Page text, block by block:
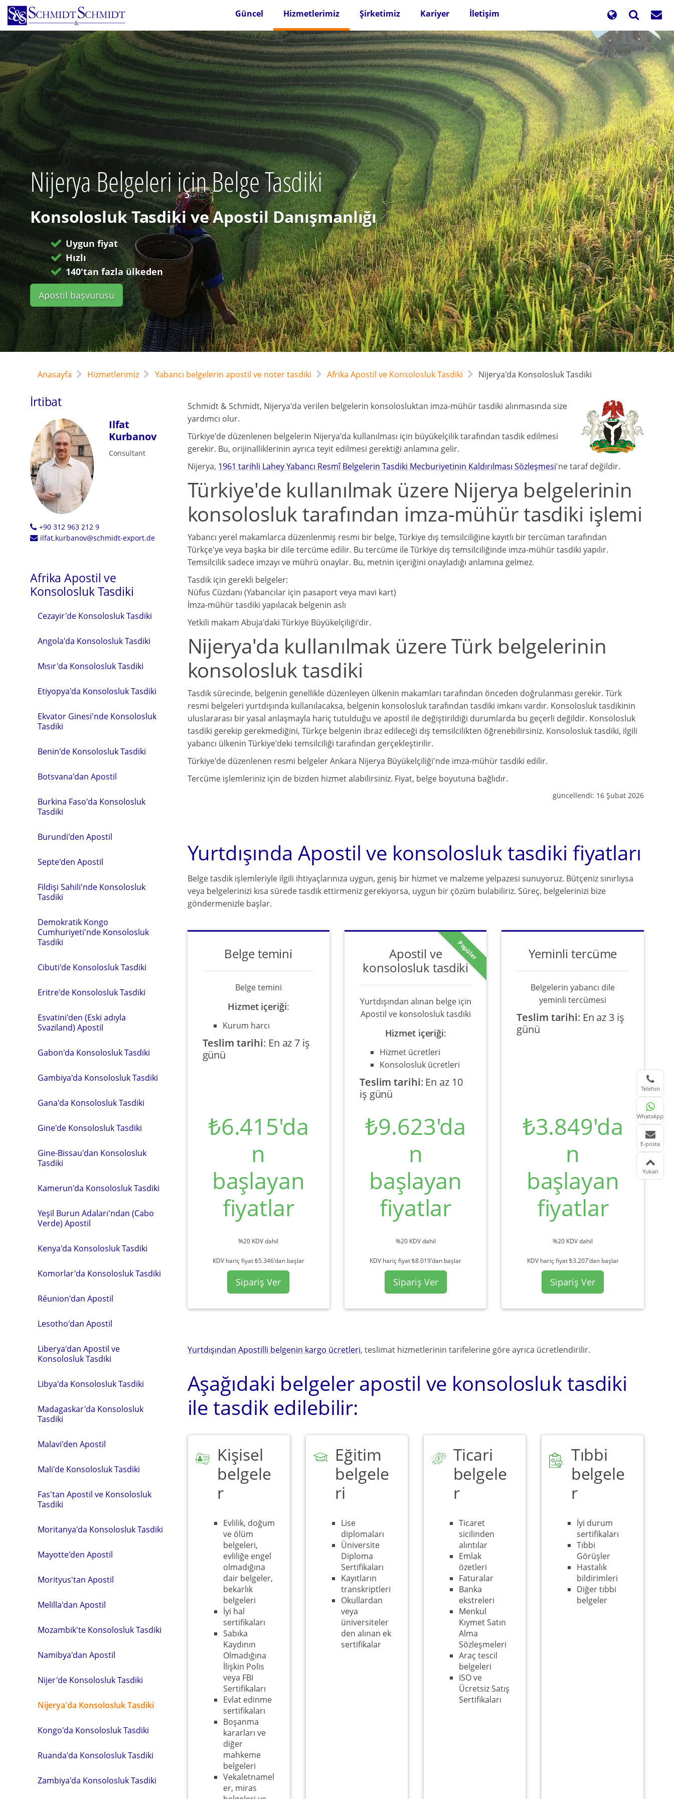
Ana
içeriğe
atla
Güncel Hizmetlerimiz Şirketimiz Kariyer İletişim
Nijerya Belgeleri için Belge Tasdiki
Konsolosluk Tasdiki ve Apostil Danışmanlığı
Uygun fiyat
Hızlı
140'tan fazla ülkeden
Apostil başvurusu
Anasayfa Hizmetlerimiz Yabancı belgelerin apostil ve noter tasdiki Afrika Apostil ve Konsolosluk Tasdiki Nijerya'da Konsolosluk Tasdiki
İrtibat
Ilfat
Kurbanov
Consultant
+90 312 963 212 9
ilfat.kurbanov@schmidt-export.de
Afrika Apostil ve
Konsolosluk Tasdiki
Cezayir'de Konsolosluk Tasdiki
Angola'da Konsolosluk Tasdiki
Mısır'da Konsolosluk Tasdiki
Etiyopya'da Konsolosluk Tasdiki
Ekvator Ginesi'nde Konsolosluk
Tasdiki
Benin'de Konsolosluk Tasdiki
Botsvana'dan Apostil
Burkina Faso'da Konsolosluk
Tasdiki
Burundi'den Apostil
Septe'den Apostil
Fildişi Sahili'nde Konsolosluk
Tasdiki
Demokratik Kongo
Cumhuriyeti'nde Konsolosluk
Tasdiki
Cibuti'de Konsolosluk Tasdiki
Eritre'de Konsolosluk Tasdiki
Esvatini'den (Eski adıyla
Svaziland) Apostil
Gabon'da Konsolosluk Tasdiki
Gambiya'da Konsolosluk Tasdiki
Gana'da Konsolosluk Tasdiki
Gine'de Konsolosluk Tasdiki
Gine-Bissau'dan Konsolosluk
Tasdiki
Kamerun'da Konsolosluk Tasdiki
Yeşil Burun Adaları'ndan (Cabo
Verde) Apostil
Kenya'da Konsolosluk Tasdiki
Komorlar'da Konsolosluk Tasdiki
Réunion'dan Apostil
Lesotho'dan Apostil
Liberya'dan Apostil ve
Konsolosluk Tasdiki
Libya'da Konsolosluk Tasdiki
Madagaskar'da Konsolosluk
Tasdiki
Malavi'den Apostil
Mali'de Konsolosluk Tasdiki
Fas'tan Apostil ve Konsolosluk
Tasdiki
Moritanya'da Konsolosluk Tasdiki
Mayotte'den Apostil
Morityus'tan Apostil
Melilla'dan Apostil
Mozambik'te Konsolosluk Tasdiki
Namibya'dan Apostil
Nijer'de Konsolosluk Tasdiki
Nijerya'da Konsolosluk Tasdiki
Kongo'da Konsolosluk Tasdiki
Ruanda'da Konsolosluk Tasdiki
Zambiya'da Konsolosluk Tasdiki
Schmidt & Schmidt, Nijerya'da verilen belgelerin konsolosluktan imza-mühür tasdiki alınmasında size
yardımcı olur.
Türkiye'de düzenlenen belgelerin Nijerya'da kullanılması için büyükelçilik tarafından tasdik edilmesi
gerekir. Bu, orijinalliklerinin ayrıca teyit edilmesi gerektiği anlamına gelir.
Nijerya, 1961 tarihli Lahey Yabancı Resmî Belgelerin Tasdiki Mecburiyetinin Kaldırılması Sözleşmesi'ne taraf değildir.
Türkiye'de kullanılmak üzere Nijerya belgelerinin
konsolosluk tarafından imza-mühür tasdiki işlemi
Yabancı yerel makamlarca düzenlenmiş resmi bir belge, Türkiye dış temsilciliğine kayıtlı bir tercüman tarafından
Türkçe'ye veya başka bir dile tercüme edilir. Bu tercüme ile Türkiye dış temsilciliğinde imza-mühür tasdiki yapılır.
Temsilcilik sadece imzayı ve mührü onaylar. Bu, metnin içeriğini onayladığı anlamına gelmez.
Tasdik için gerekli belgeler:
Nüfus Cüzdanı (Yabancılar için pasaport veya mavi kart)
İmza-mühür tasdiki yapılacak belgenin aslı
Yetkili makam Abuja'daki Türkiye Büyükelçiliği'dir.
Nijerya'da kullanılmak üzere Türk belgelerinin
konsolosluk tasdiki
Tasdik sürecinde, belgenin genellikle düzenleyen ülkenin makamları tarafından önceden doğrulanması gerekir. Türk
resmi belgeleri yurtdışında kullanılacaksa, belgenin konsolosluk tarafından tasdiki imkanı vardır. Konsolosluk tasdikinin
uluslararası bir yasal anlaşmayla hariç tutulduğu ve apostil ile değiştirildiği durumlarda bu geçerli değildir. Konsolosluk
tasdiki gerekip gerekmediğini, Türkçe belgenin ibraz edileceği dış temsilcilikten öğrenebilirsiniz. Konsolosluk tasdiki, ilgili
yabancı ülkenin Türkiye'deki temsilciliği tarafından gerçekleştirilir.
Türkiye'de düzenlenen resmi belgeler Ankara Nijerya Büyükelçiliği'nde imza-mühür tasdiki edilir.
Tercüme işlemleriniz için de bizden hizmet alabilirsiniz. Fiyat, belge boyutuna bağlıdır.
güncellendi: 16 Şubat 2026
Yurtdışında Apostil ve konsolosluk tasdiki fiyatları
Belge tasdik işlemleriyle ilgili ihtiyaçlarınıza uygun, geniş bir hizmet ve malzeme yelpazesi sunuyoruz. Bütçeniz sınırlıysa
veya belgelerinizi kısa sürede tasdik ettirmeniz gerekiyorsa, uygun bir çözüm bulabiliriz. Süreç, belgelerinizi bize
göndermenizle başlar.
Belge temini
Belge temini
Hizmet içeriği:
Kurum harcı
Teslim tarihi: En az 7 iş
günü
₺6.415'da
n
başlayan
fiyatlar
%20 KDV dahil
KDV hariç fiyat ₺5.346'dan başlar
Sipariş Ver
Popüler
Apostil ve
konsolosluk tasdiki
Yurtdışından alınan belge için
Apostil ve konsolosluk tasdiki
Hizmet içeriği:
Hizmet ücretleri
Konsolosluk ücretleri
Teslim tarihi: En az 10
iş günü
₺9.623'da
n
başlayan
fiyatlar
%20 KDV dahil
KDV hariç fiyat ₺8.019'dan başlar
Sipariş Ver
Yeminli tercüme
Belgelerin yabancı dile
yeminli tercümesi
Teslim tarihi: En az 3 iş
günü
₺3.849'da
n
başlayan
fiyatlar
%20 KDV dahil
KDV hariç fiyat ₺3.207'dan başlar
Sipariş Ver
Yurtdışından Apostilli belgenin kargo ücretleri, teslimat hizmetlerinin tarifelerine göre ayrıca ücretlendirilir.
Aşağıdaki belgeler apostil ve konsolosluk tasdiki
ile tasdik edilebilir:
Kişisel
belgele
r
Evlilik, doğum
ve ölüm
belgeleri,
evliliğe engel
olmadığına
dair belgeler,
bekarlık
belgeleri
İyi hal
sertifikaları
Sabıka
Kaydının
Olmadığına
İlişkin Polis
veya FBI
Sertifikaları
Evlat edinme
sertifikaları
Boşanma
kararları ve
diğer
mahkeme
belgeleri
Vekaletnamel
er, miras
Eğitim
belgele
ri
Lise
diplomaları
Üniversite
Diploma
Sertifikaları
Kayıtların
transkriptleri
Okullardan
veya
üniversiteler
den alınan ek
sertifikalar
Ticari
belgele
r
Ticaret
sicilinden
alıntılar
Emlak
özetleri
Faturalar
Banka
ekstreleri
Menkul
Kıymet Satın
Alma
Sözleşmeleri
Araç tescil
belgeleri
ISO ve
Ücretsiz Satış
Sertifikaları
Tıbbi
belgele
r
İyi durum
sertifikaları
Tıbbi
Görüşler
Hastalık
bildirimleri
Diğer tıbbi
belgeler
Telefon
WhatsApp
E-posta
Yukarı